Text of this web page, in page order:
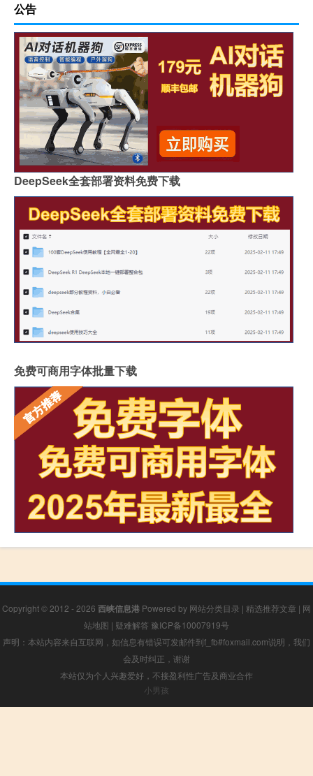
公告
DeepSeek全套部署资料免费下载
免费可商用字体批量下载
Copyright © 2012 - 2026 西峡信息港 Powered by 网站分类目录 | 精选推荐文章 | 网
站地图 | 疑难解答 豫ICP备10007919号
声明：本站内容来自互联网，如信息有错误可发邮件到f_fb#foxmail.com说明，我们
会及时纠正，谢谢
本站仅为个人兴趣爱好，不接盈利性广告及商业合作
小男孩